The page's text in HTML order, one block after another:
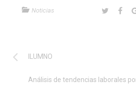
Noticias
ILUMNO
Análisis de tendencias laborales